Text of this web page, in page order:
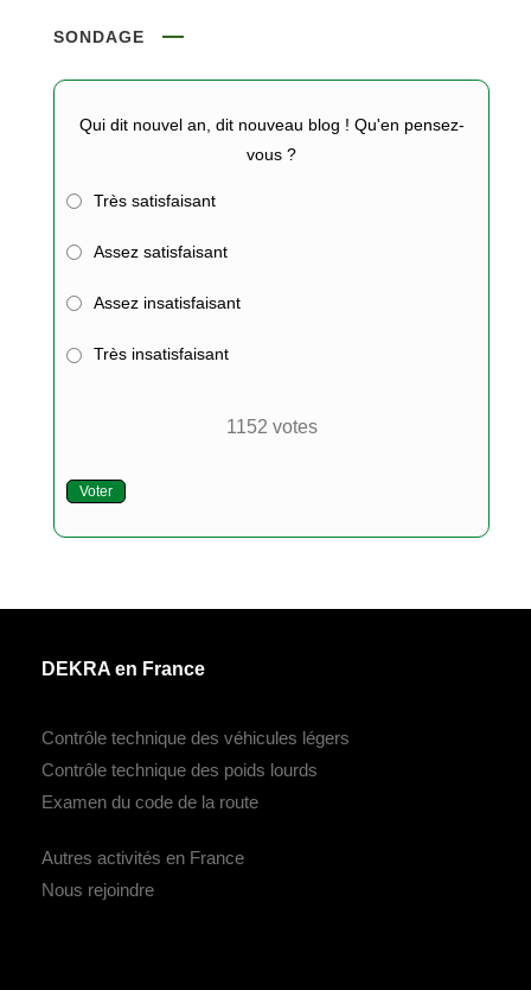
SONDAGE
Qui dit nouvel an, dit nouveau blog ! Qu'en pensez-
vous ?
Très satisfaisant
Assez satisfaisant
Assez insatisfaisant
Très insatisfaisant
1152 votes
Voter
DEKRA en France
Contrôle technique des véhicules légers
Contrôle technique des poids lourds
Examen du code de la route
Autres activités en France
Nous rejoindre